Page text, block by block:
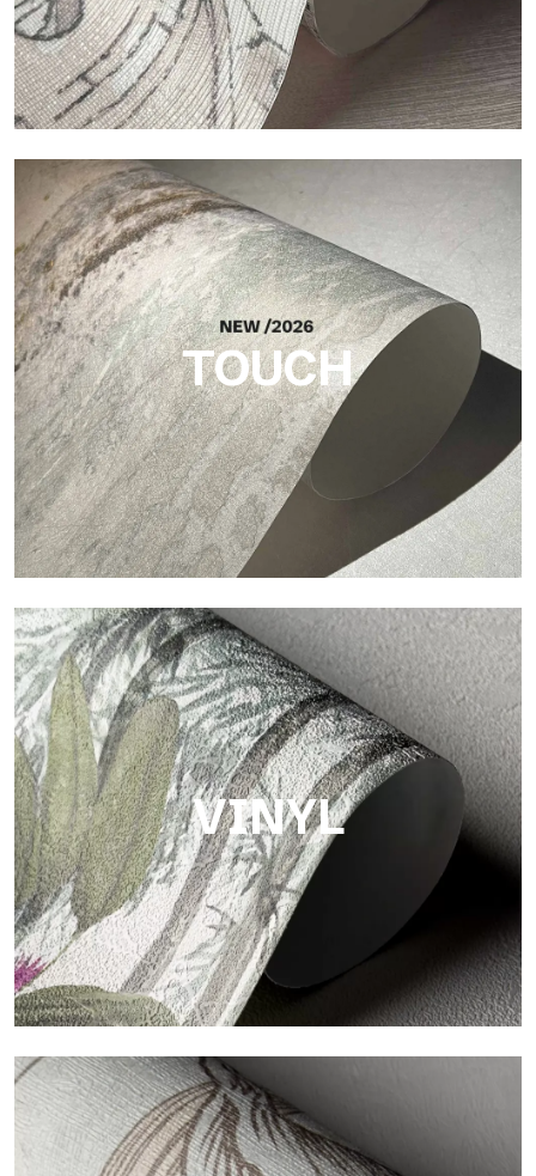
Craft
Oberfläche, inspiriert von natürlichen Fasern, mit einer
essentiellen Struktur, die der Fläche Balance, Tiefe und eine
elegante Materialität verleiht.
TOUCH
Touch
Oberfläche mit faseriger und unregelmäßiger Struktur und
einer weichen Textur, die Wärme und Authentizität vermittelt.
VINYL
Vinyl
Die Vinyloberflächen der Tapeten von Tecnografica bieten
widerstandsfähige, strukturierte und optisch anspruchsvolle